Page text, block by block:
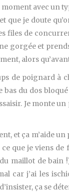
avec
que je doute
de
gorgée et
alors
de poignard à
du dos
Je monte
et ça m’aide
que je viens
maillot de
car j’ai les
ça se